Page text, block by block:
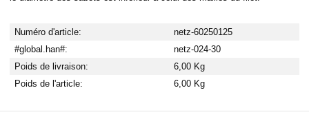
Numéro d'article:
netz-60250125
#global.han#:
netz-024-30
Poids de livraison:
6,00 Kg
Poids de l'article:
6,00 Kg